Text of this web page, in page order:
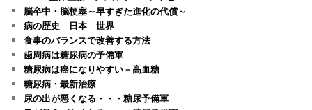
脳卒中・脳梗塞～早すぎた進化の代償～
病の歴史 日本 世界
食事のバランスで改善する方法
歯周病は糖尿病の予備軍
糖尿病は癌になりやすい－高血糖
糖尿病・最新治療
尿の出が悪くなる・・・糖尿予備軍